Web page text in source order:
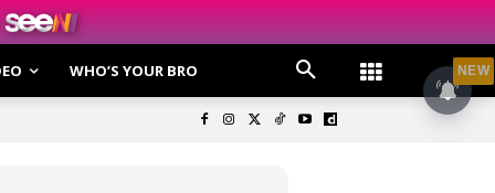
Privasi
WHO’S YOUR BRO NEW